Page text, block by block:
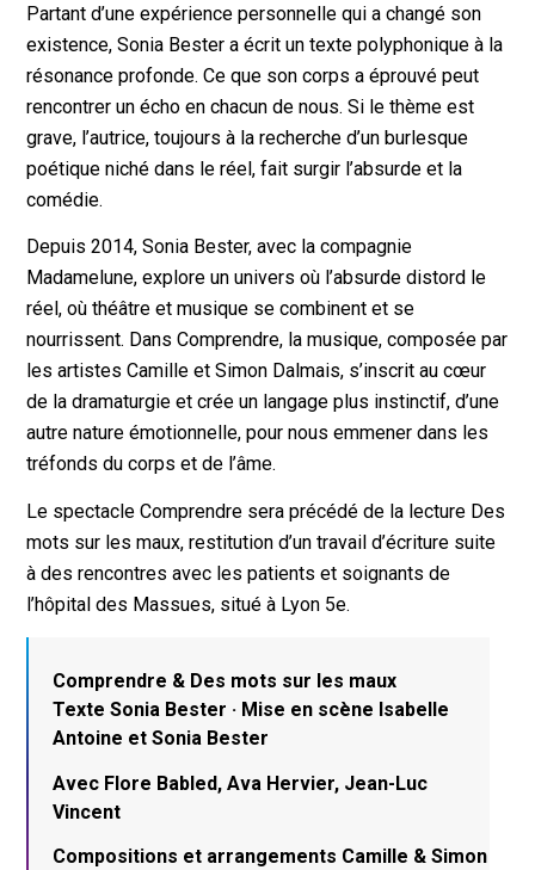
Partant d’une expérience personnelle qui a changé son
existence, Sonia Bester a écrit un texte polyphonique à la
résonance profonde. Ce que son corps a éprouvé peut
rencontrer un écho en chacun de nous. Si le thème est
grave, l’autrice, toujours à la recherche d’un burlesque
poétique niché dans le réel, fait surgir l’absurde et la
comédie.
Depuis 2014, Sonia Bester, avec la compagnie
Madamelune, explore un univers où l’absurde distord le
réel, où théâtre et musique se combinent et se
nourrissent. Dans Comprendre, la musique, composée par
les artistes Camille et Simon Dalmais, s’inscrit au cœur
de la dramaturgie et crée un langage plus instinctif, d’une
autre nature émotionnelle, pour nous emmener dans les
tréfonds du corps et de l’âme.
Le spectacle Comprendre sera précédé de la lecture Des
mots sur les maux, restitution d’un travail d’écriture suite
à des rencontres avec les patients et soignants de
l’hôpital des Massues, situé à Lyon 5e.
Comprendre & Des mots sur les maux
Texte Sonia Bester · Mise en scène Isabelle
Antoine et Sonia Bester
Avec Flore Babled, Ava Hervier, Jean-Luc
Vincent
Compositions et arrangements Camille & Simon